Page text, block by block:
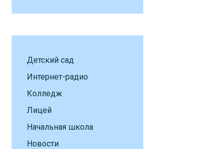
Детский сад
Интернет-радио
Колледж
Лицей
Начальная школа
Новости